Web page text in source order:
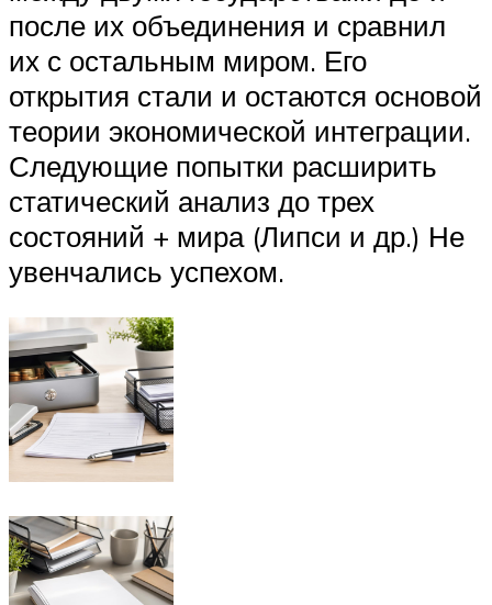
после их объединения и сравнил
их с остальным миром. Его
открытия стали и остаются основой
теории экономической интеграции.
Следующие попытки расширить
статический анализ до трех
состояний + мира (Липси и др.) Не
увенчались успехом.